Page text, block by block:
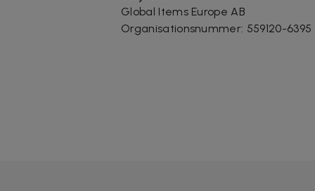
Global Items Europe AB
Organisationsnummer: 559120-6395